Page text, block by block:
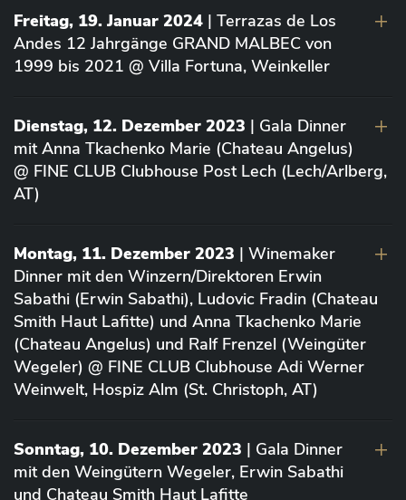
Freitag, 19. Januar 2024 | Terrazas de Los
Andes 12 Jahrgänge GRAND MALBEC von
1999 bis 2021 @ Villa Fortuna, Weinkeller
Dienstag, 12. Dezember 2023 | Gala Dinner
mit Anna Tkachenko Marie (Chateau Angelus)
@ FINE CLUB Clubhouse Post Lech (Lech/Arlberg,
AT)
Montag, 11. Dezember 2023 | Winemaker
Dinner mit den Winzern/Direktoren Erwin
Sabathi (Erwin Sabathi), Ludovic Fradin (Chateau
Smith Haut Lafitte) und Anna Tkachenko Marie
(Chateau Angelus) und Ralf Frenzel (Weingüter
Wegeler) @ FINE CLUB Clubhouse Adi Werner
Weinwelt, Hospiz Alm (St. Christoph, AT)
Sonntag, 10. Dezember 2023 | Gala Dinner
mit den Weingütern Wegeler, Erwin Sabathi
und Chateau Smith Haut Lafitte